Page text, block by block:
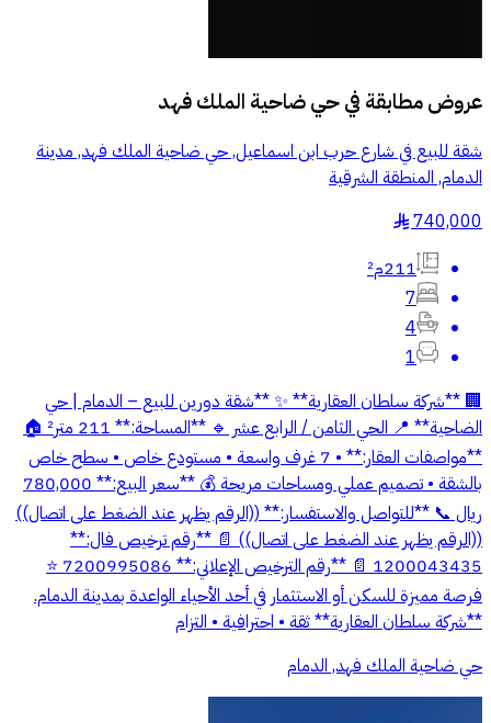
عروض مطابقة فيحي ضاحية الملك فهد
شقة للبيع في شارع حرب ابن اسماعيل, حي ضاحية الملك فهد, مدينة
الدمام, المنطقة الشرقية
740,000
§
211م²
7
4
1
🏢 **شركة سلطان العقارية** ✨ **شقة دورين للبيع – الدمام | حي
الضاحية** 📍 الحي الثامن / الرابع عشر 🔹 **المساحة:** 211 متر² 🏠
**مواصفات العقار:** • 7 غرف واسعة • مستودع خاص • سطح خاص
بالشقة • تصميم عملي ومساحات مريحة 💰 **سعر البيع:** 780,000
ريال 📞 **للتواصل والاستفسار:** ((الرقم يظهر عند الضغط على اتصال))
((الرقم يظهر عند الضغط على اتصال)) 📄 **رقم ترخيص فال:**
1200043435 📄 **رقم الترخيص الإعلاني:** 7200995086 ⭐
فرصة مميزة للسكن أو الاستثمار في أحد الأحياء الواعدة بمدينة الدمام.
**شركة سلطان العقارية** ثقة • احترافية • التزام
حي ضاحية الملك فهد, الدمام